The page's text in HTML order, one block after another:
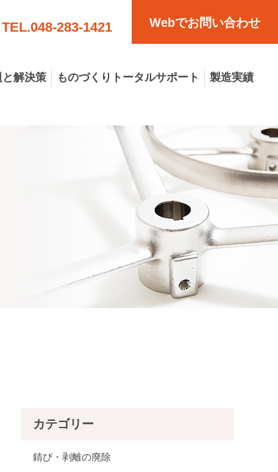
解決策 ものづくりトータルサポート 製造実績
TEL.048-283-1421 Webでお問い合わせ
カテゴリー
錆び・剥離の廃除